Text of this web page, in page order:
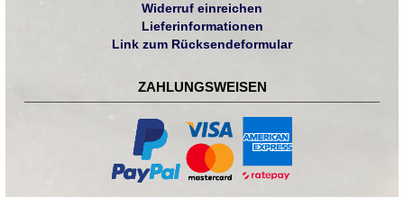
Widerruf einreichen
Lieferinformationen
Link zum Rücksendeformular
ZAHLUNGSWEISEN